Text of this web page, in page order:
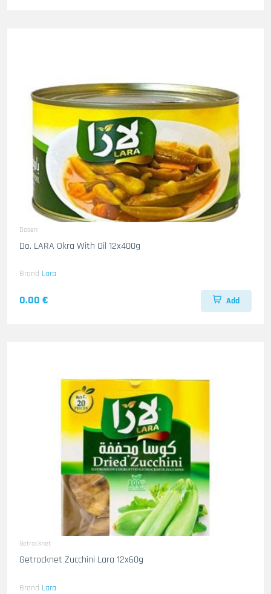
Dosen
Do. LARA Okra With Oil 12x400g
Brand Lara
0.00 € Add
Getrocknet
Getrocknet Zucchini Lara 12x60g
Brand Lara